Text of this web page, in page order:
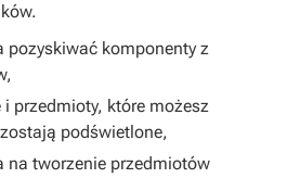
pozyskiwać komponenty z
przedmioty, które możesz
podświetlone,
na tworzenie przedmiotów